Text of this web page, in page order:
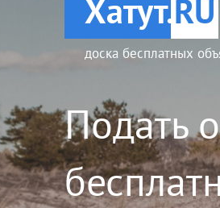
Хатут.RU
доска бесплатных
Подать